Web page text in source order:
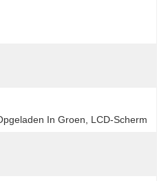
In Groen, LCD-Scherm